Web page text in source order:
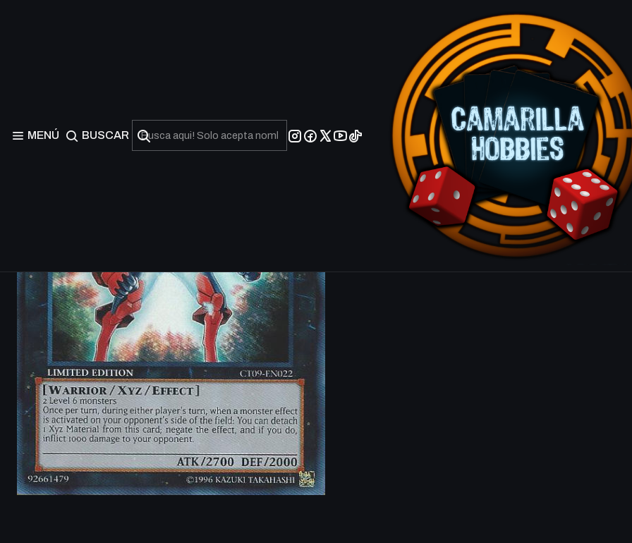
MENÚ BUSCAR
Photon
EN022 -
IDIOMA.
Español Ingles
Mostrar stock de
COMPARTIR ESTE PRODUCTO